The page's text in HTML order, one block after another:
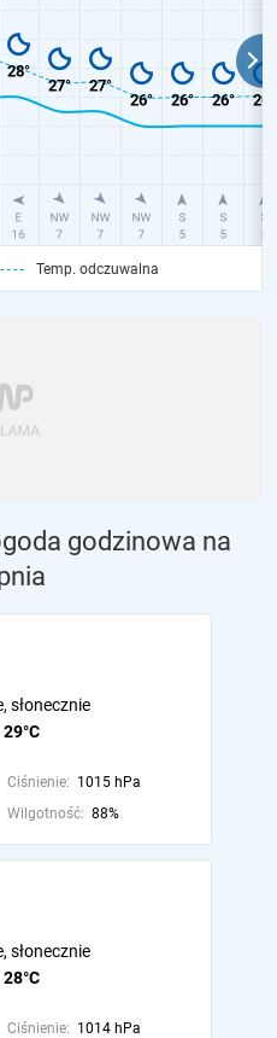
Temp. odczuwalna
godzinowa na
29°C
słonecznie
Ciśnienie: 1015 hPa
Wilgotność: 88%
28°C
słonecznie
Ciśnienie: 1014 hPa